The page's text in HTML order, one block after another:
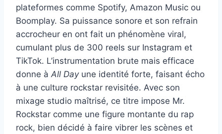
plateformes comme Spotify, Amazon Music ou
Boomplay. Sa puissance sonore et son refrain
accrocheur en ont fait un phénomène viral,
cumulant plus de 300 reels sur Instagram et
TikTok. L’instrumentation brute mais efficace
donne à All Dayune identité forte, faisant écho
à une culture rockstar revisitée. Avec son
mixage studio maîtrisé, ce titre impose Mr.
Rockstar comme une figure montante du rap
rock, bien décidé à faire vibrer les scènes et